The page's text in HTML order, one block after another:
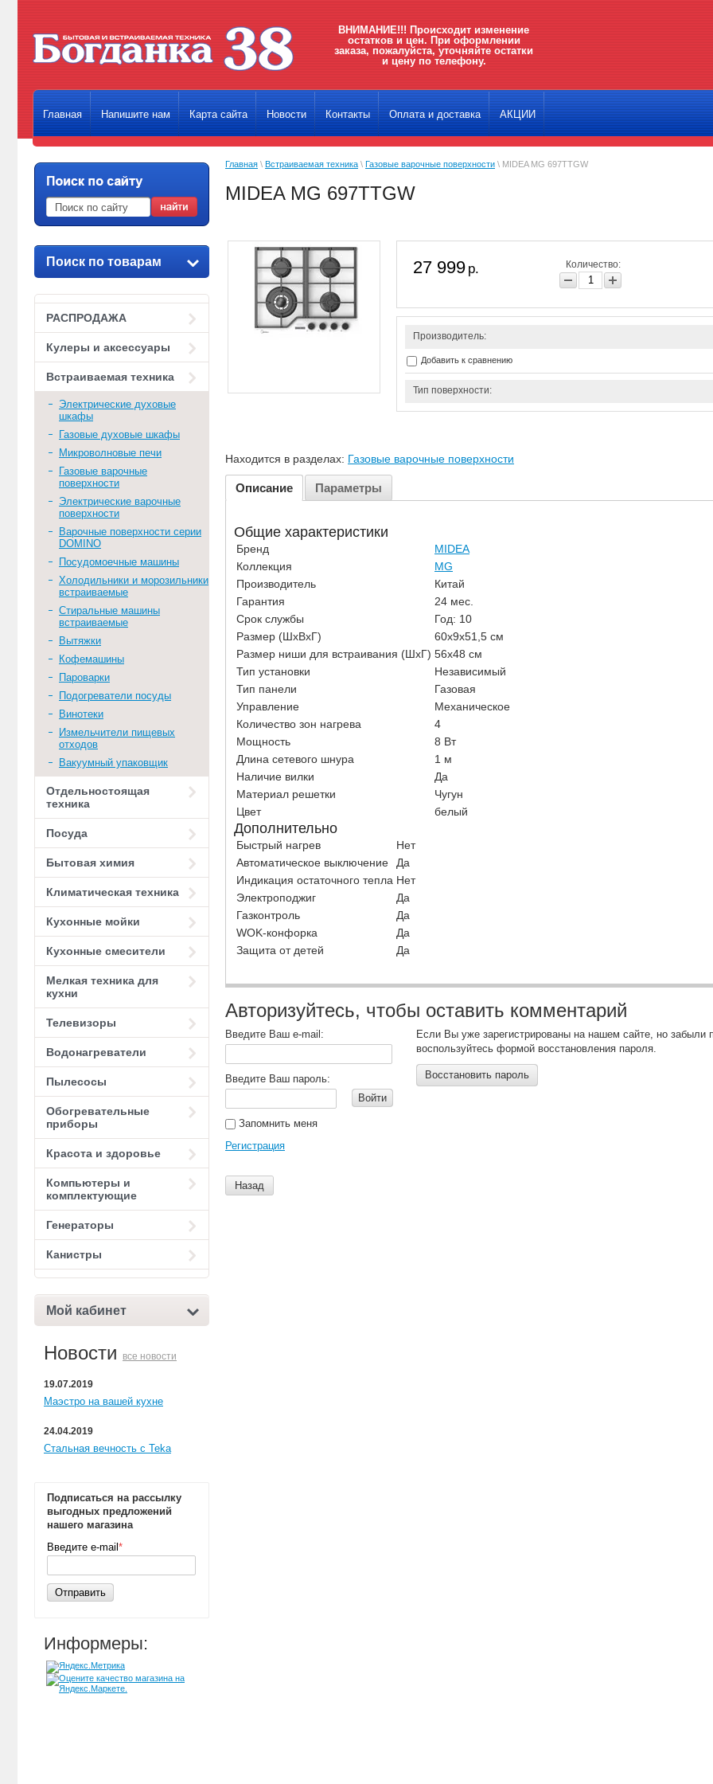
ВНИМАНИЕ!!! Происходит изменение
остатков и цен. При оформлении
заказа, пожалуйста, уточняйте остатки
и цену по телефону.
Главная Напишите нам Карта сайта Новости Контакты Оплата и доставка АКЦИИ
Поиск по товарам
РАСПРОДАЖА
Кулеры и аксессуары
Встраиваемая техника
Электрические духовые
шкафы
Газовые духовые шкафы
Микроволновые печи
Газовые варочные
поверхности
Электрические варочные
поверхности
Варочные поверхности серии
DOMINO
Посудомоечные машины
Холодильники и морозильники
встраиваемые
Стиральные машины
встраиваемые
Вытяжки
Кофемашины
Пароварки
Подогреватели посуды
Винотеки
Измельчители пищевых
отходов
Вакуумный упаковщик
Отдельностоящая
техника
Посуда
Бытовая химия
Климатическая техника
Кухонные мойки
Кухонные смесители
Мелкая техника для
кухни
Телевизоры
Водонагреватели
Пылесосы
Обогревательные
приборы
Красота и здоровье
Компьютеры и
комплектующие
Генераторы
Канистры
Мой кабинет
Новости все новости
19.07.2019
Маэстро на вашей кухне
24.04.2019
Стальная вечность с Teka
Подписаться на рассылку
выгодных предложений
нашего магазина
Введите e-mail *
Отправить
Информеры:
Главная \ Встраиваемая техника \ Газовые варочные поверхности \ MIDEA MG 697TTGW
MIDEA MG 697TTGW
27 999 р. Количество:
Производитель:
Добавить к сравнению
Тип поверхности:
Находится в разделах: Газовые варочные поверхности
Описание Параметры
Общие характеристики
Бренд
MIDEA
Коллекция
MG
Производитель
Китай
Гарантия
24 мес.
Срок службы
Год: 10
Размер (ШхВхГ)
60х9х51,5 см
Размер ниши для встраивания (ШхГ) 56х48 см
Тип установки
Независимый
Тип панели
Газовая
Управление
Механическое
Количество зон нагрева
4
Мощность
8 Вт
Длина сетевого шнура
1 м
Наличие вилки
Да
Материал решетки
Чугун
Цвет
белый
Дополнительно
Быстрый нагрев
Нет
Автоматическое выключение
Да
Индикация остаточного тепла Нет
Электроподжиг
Да
Газконтроль
Да
WOK-конфорка
Да
Защита от детей
Да
Авторизуйтесь, чтобы оставить комментарий
Введите Ваш e-mail:
Введите Ваш пароль:
Войти
Запомнить меня
Регистрация
Если Вы уже зарегистрированы на нашем сайте, но
воспользуйтесь формой восстановления пароля.
Восстановить пароль
Назад